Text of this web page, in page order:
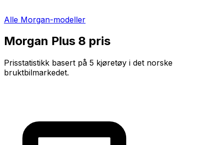
Alle Morgan-modeller
Morgan Plus 8 pris
Prisstatistikk basert på 5 kjøretøy i det norske
bruktbilmarkedet.